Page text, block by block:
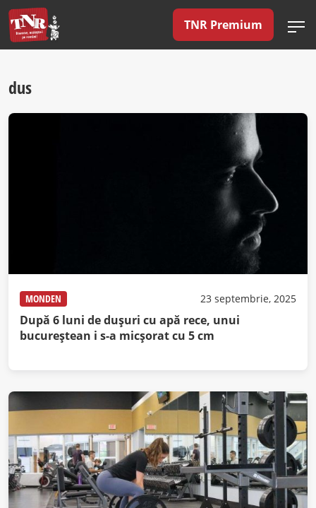
TNR Premium
dus
MONDEN 23 septembrie, 2025
După 6 luni de dușuri cu apă rece, unui
bucureștean i s-a micșorat cu 5 cm